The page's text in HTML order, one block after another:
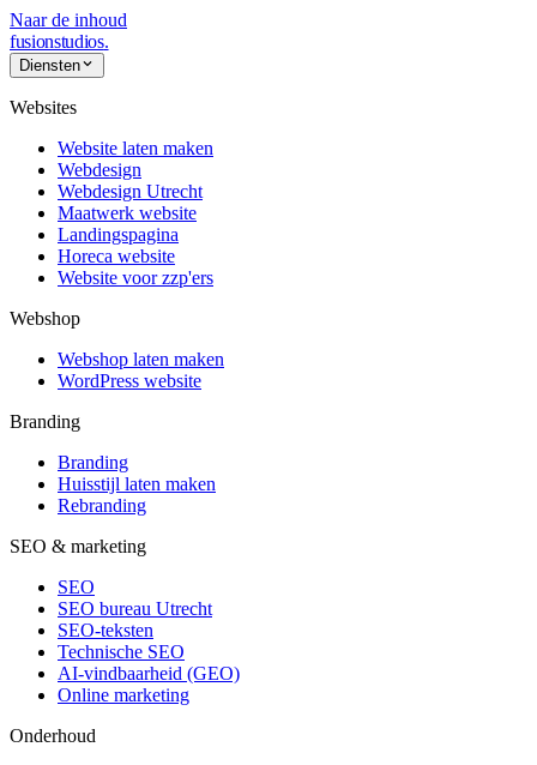
Naar de inhoud
fusionstudios.
Diensten
Websites
Website laten maken
Webdesign
Webdesign Utrecht
Maatwerk website
Landingspagina
Horeca website
Website voor zzp'ers
Webshop
Webshop laten maken
WordPress website
Branding
Branding
Huisstijl laten maken
Rebranding
SEO & marketing
SEO
SEO bureau Utrecht
SEO-teksten
Technische SEO
AI-vindbaarheid (GEO)
Online marketing
Onderhoud